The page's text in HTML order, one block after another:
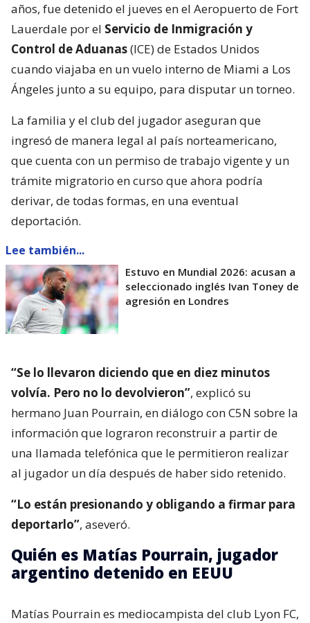
años, fue detenido el jueves en el Aeropuerto de Fort
Lauerdale por el Servicio de Inmigración y
Control de Aduanas(ICE) de Estados Unidos
cuando viajaba en un vuelo interno de Miami a Los
Ángeles junto a su equipo, para disputar un torneo.
La familia y el club del jugador aseguran que
ingresó de manera legal al país norteamericano,
que cuenta con un permiso de trabajo vigente y un
trámite migratorio en curso que ahora podría
derivar, de todas formas, en una eventual
deportación.
Lee también...
Estuvo en Mundial 2026: acusan a
seleccionado inglés Ivan Toney de
agresión en Londres
“Se lo llevaron diciendo que en diez minutos
volvía. Pero no lo devolvieron”, explicó su
hermano Juan Pourrain, en diálogo con C5N sobre la
información que lograron reconstruir a partir de
una llamada telefónica que le permitieron realizar
al jugador un día después de haber sido retenido.
“Lo están presionando y obligando a firmar para
deportarlo”, aseveró.
Quién es Matías Pourrain, jugador
argentino detenido en EEUU
Matías Pourrain es mediocampista del club Lyon FC,